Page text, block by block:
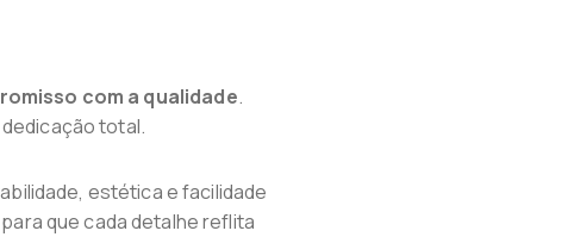
com a qualidade.
total.
estética e facilidade
que cada detalhe reflita